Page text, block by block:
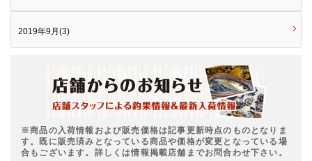
2019年9月(3)
※商品の入荷情報および販売価格は記事更新時点のものとなりま
す。既に販売済みとなっている商品や価格が変更となっている場
合もございます。詳しくは情報掲載店舗までお問合わせ下さい。